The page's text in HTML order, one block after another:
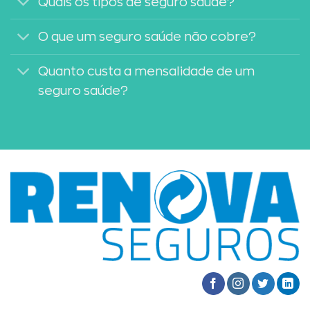
O que um seguro saúde não cobre?
Quanto custa a mensalidade de um
seguro saúde?